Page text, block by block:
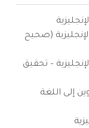
(صحيح
– تحقيق
إلى اللغة